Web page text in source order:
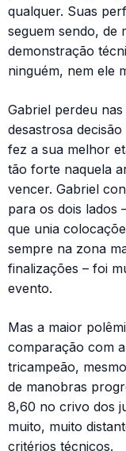
qualquer. Suas
seguem sendo, de
demonstração
ninguém, nem ele
Gabriel perdeu
desastrosa
fez a sua melhor
tão forte naquela
vencer. Gabriel
para os dois lados
que unia
sempre na zona
finalizações – foi
evento.
Mas a maior
comparação com
tricampeão,
de manobras
8,60 no crivo dos
muito, muito
critérios técnicos.